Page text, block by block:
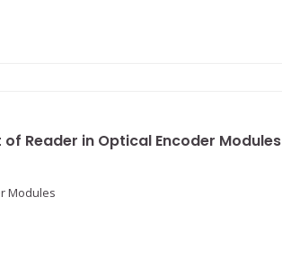
Reader in Optical Encoder Modules
Modules